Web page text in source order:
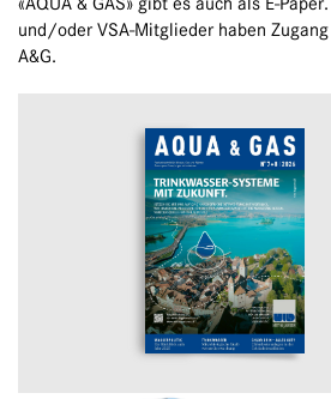
und/oder VSA-Mitglieder haben
A&G.